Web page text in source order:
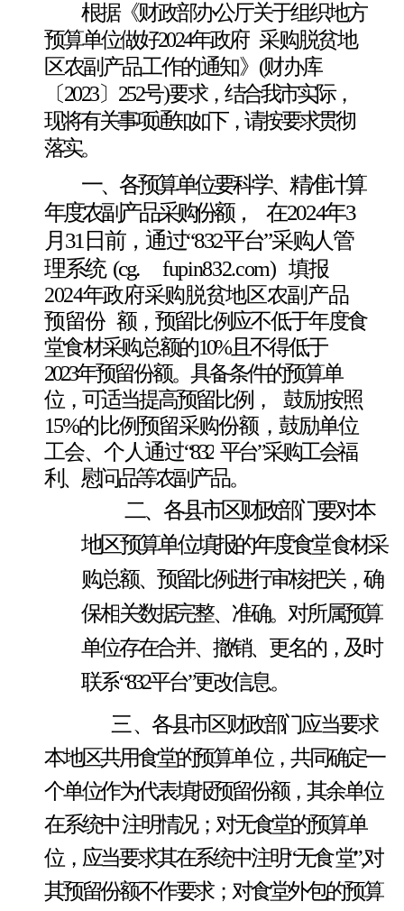
根据《财政部办公厅关于组织地方
预算单位做好2024年政府 采购脱贫地
区农副产品工作的通知》 (财办库
〔2023〕252号)要求，结合我市实际，
现将有关事项通知如下，请按要求贯彻
落实。
一、各预算单位要科学、精准计算
年度农副产品采购份额，
在2024年3
月31日前，通过“832平台”采购人管
理系统 (cg. fupin832.com) 填报
2024年政府采购脱贫地区农副产品
预留份 额，预留比例应不低于年度食
堂食材采购总额的10%且不得低于
2023年预留份额。具备条件的预算单
位，可适当提高预留比例，
鼓励按照
15%的比例预留采购份额，鼓励单位
工会、个人通过“832 平台”采购工会福
利、慰问品等农副产品。
二、各县市区财政部门要对本
地区预算单位填报的年度食堂食材采
购总额、预留比例进行审核把关，确
保相关数据完整、准确。对所属预算
单位存在合并、撤销、更名的，及时
联系“832平台”更改信息。
三、各县市区财政部门应当要求
本地区共用食堂的预算单位，共同确定一
个单位作为代表填报预留份额，其余单位
在系统中注明情况；对无食堂的预算单
位，应当要求其在系统中注明“无食 堂”,对
其预留份额不作要求；对食堂外包的预算